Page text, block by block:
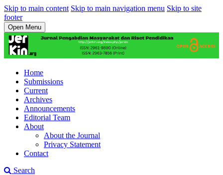
Skip to main content Skip to main navigation menu Skip to site
footer
Open Menu
Home
Submissions
Current
Archives
Announcements
Editorial Team
About
About the Journal
Privacy Statement
Contact
Search